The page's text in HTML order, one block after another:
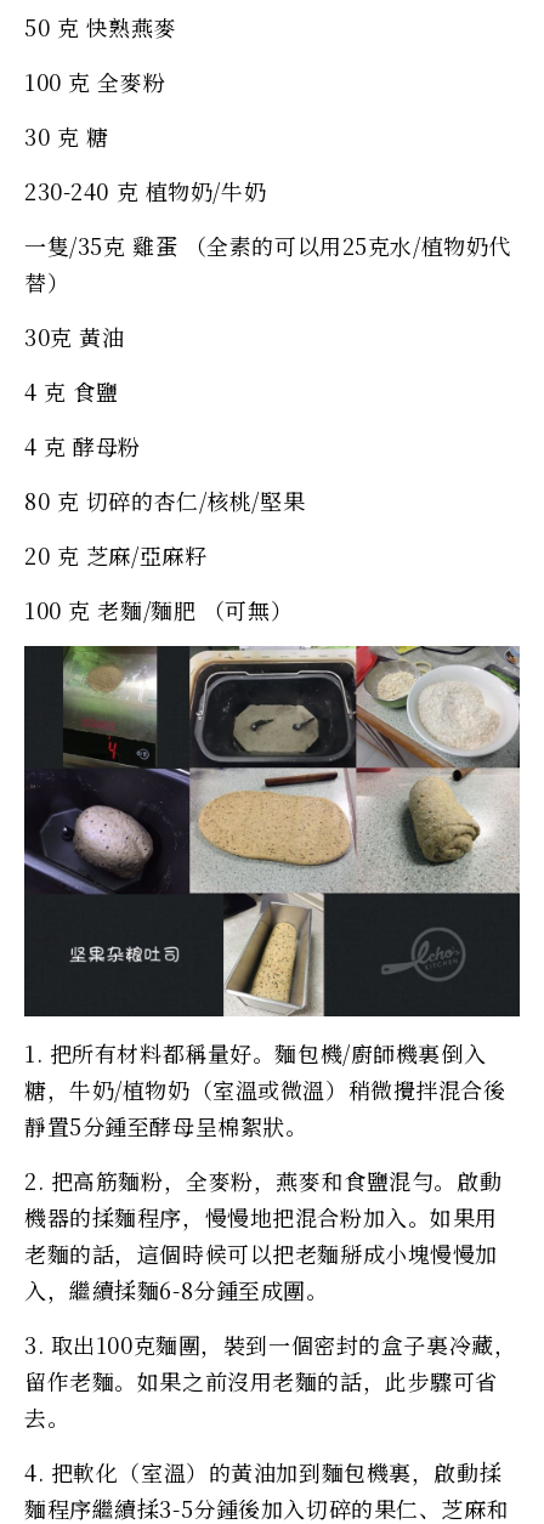
50 克 快熟燕麥
100 克 全麥粉
30 克 糖
230-240 克 植物奶/牛奶
一隻/35克 雞蛋 （全素的可以用25克水/植物奶代
替）
30克 黃油
4 克 食鹽
4 克 酵母粉
80 克 切碎的杏仁/核桃/堅果
20 克 芝麻/亞麻籽
100 克 老麵/麵肥 （可無）
1. 把所有材料都稱量好。麵包機/廚師機裏倒入
糖，牛奶/植物奶（室溫或微溫）稍微攪拌混合後
靜置5分鍾至酵母呈棉絮狀。
2. 把高筋麵粉，全麥粉，燕麥和食鹽混勻。啟動
機器的揉麵程序，慢慢地把混合粉加入。如果用
老麵的話，這個時候可以把老麵掰成小塊慢慢加
入，繼續揉麵6-8分鍾至成團。
3. 取出100克麵團，裝到一個密封的盒子裏冷藏，
留作老麵。如果之前沒用老麵的話，此步驟可省
去。
4. 把軟化（室溫）的黃油加到麵包機裏，啟動揉
麵程序繼續揉3-5分鍾後加入切碎的果仁、芝麻和